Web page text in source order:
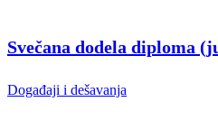
Svečana dodela diploma
Događaji i dešavanja